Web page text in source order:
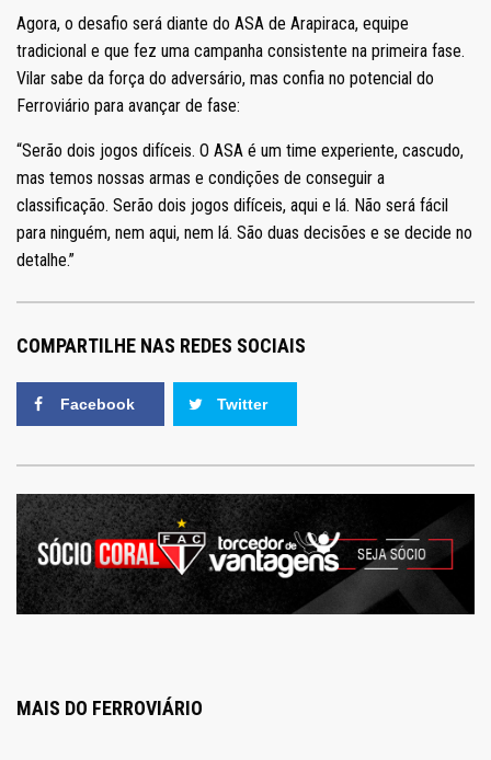
Agora, o desafio será diante do ASA de Arapiraca, equipe
tradicional e que fez uma campanha consistente na primeira fase.
Vilar sabe da força do adversário, mas confia no potencial do
Ferroviário para avançar de fase:
“Serão dois jogos difíceis. O ASA é um time experiente, cascudo,
mas temos nossas armas e condições de conseguir a
classificação. Serão dois jogos difíceis, aqui e lá. Não será fácil
para ninguém, nem aqui, nem lá. São duas decisões e se decide no
detalhe.”
COMPARTILHE NAS REDES SOCIAIS
Facebook Twitter
MAIS DO FERROVIÁRIO